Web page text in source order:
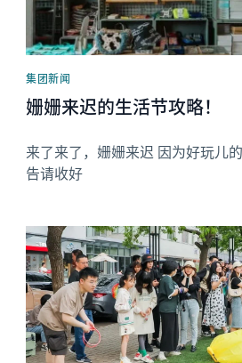
集团新闻
姗姗来迟的生活节攻略！
来了来了，姗姗来迟 因为好玩儿
告请收好
News image